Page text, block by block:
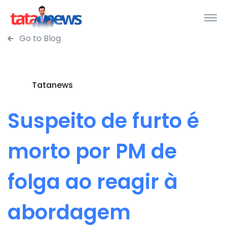
Go to Blog
Tatanews
Suspeito de furto é
morto por PM de
folga ao reagir à
abordagem